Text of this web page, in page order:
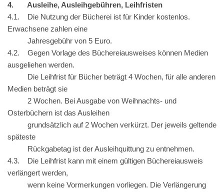
4. Ausleihe, Ausleihgebühren, Leihfristen
4.1. Die Nutzung der Bücherei ist für Kinder kostenlos.
Erwachsene zahlen eine
Jahresgebühr von 5 Euro.
4.2. Gegen Vorlage des Büchereiausweises können Medien
ausgeliehen werden.
Die Leihfrist für Bücher beträgt 4 Wochen, für alle anderen
Medien beträgt sie
2 Wochen. Bei Ausgabe von Weihnachts- und
Osterbüchern ist das Ausleihen
grundsätzlich auf 2 Wochen verkürzt. Der jeweils geltende
späteste
Rückgabetag ist der Ausleihquittung zu entnehmen.
4.3. Die Leihfrist kann mit einem gültigen Büchereiausweis
verlängert werden,
wenn keine Vormerkungen vorliegen. Die Verlängerung